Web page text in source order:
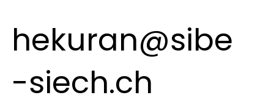
hekuran@sibe
-siech.ch